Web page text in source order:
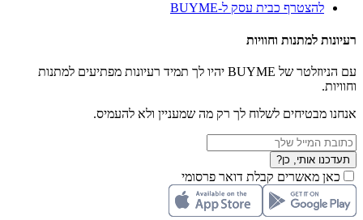
להצטרף כבית עסק ל-BUYME
רעיונות למתנות וחוויות
עם הניוזלטר של BUYME יהיו לך תמיד רעיונות מפתיעים למתנות
וחוויות.
אנחנו מבטיחים לשלוח לך רק מה שמעניין ולא להעמיס.
תעדכנו אותי, כן?
כאן מאשרים קבלת דואר פרסומי